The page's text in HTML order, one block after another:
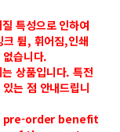
특성으로 인하여
크 튐, 휘어짐,인쇄
습니다.
는 상품입니다.특전
는 점 안내드립니
pre-order benefit